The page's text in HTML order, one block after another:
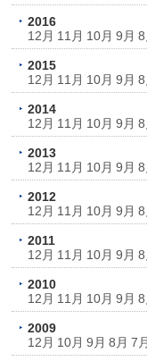
2016
12月 11月 10月 9月 8
2015
12月 11月 10月 9月 8
2014
12月 11月 10月 9月 8
2013
12月 11月 10月 9月 8
2012
12月 11月 10月 9月 8
2011
12月 11月 10月 9月 8
2010
12月 11月 10月 9月 8
2009
12月 10月 9月 8月 7月